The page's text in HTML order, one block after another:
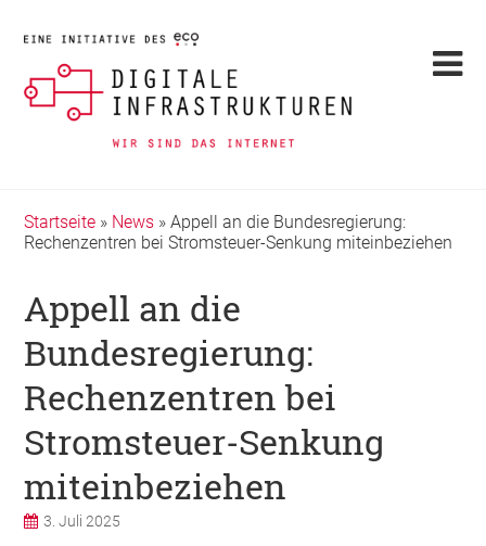
Startseite » News »Appell an die Bundesregierung:
Rechenzentren bei Stromsteuer-Senkung miteinbeziehen
Appell an die
Bundesregierung:
Rechenzentren bei
Stromsteuer-Senkung
miteinbeziehen
3. Juli 2025